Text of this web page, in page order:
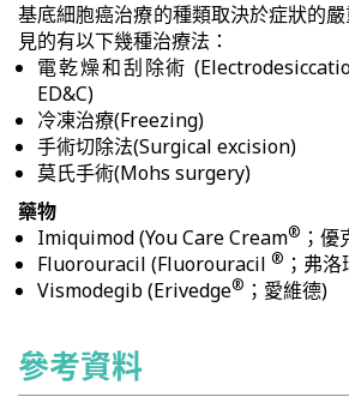
基底細胞癌治療的種類取決於症狀的
見的有以下幾種治療法：
電乾燥和刮除術
ED&C)
冷凍治療(Freezing)
手術切除法(Surgical excision)
莫氏手術(Mohs surgery)
藥物
Imiquimod (You Care Cream® ；優
Fluorouracil (Fluorouracil ® ；弗
Vismodegib (Erivedge® ；愛維德)
參考資料